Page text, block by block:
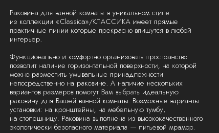
Раковина для ванной комнаты в уникальном стиле
из коллекции «Classiсa»/КЛАССИКА имеет прямые
практичные линии которые прекрасно впишутся в любой
интерьер.
Функционально и комфортно организовать пространство
позволит наличие горизонтальной поверхности, на которой
можно разместить умывальные принадлежности
непосредственно на раковине. А наличие нескольких
вариантов размеров помогут Вам выбрать идеальную
раковину для Вашей ванной комнаты. Возможные варианты
установки: на кронштейны, на мебельную тумбу,
на столешницу. Раковина выполнена из высококачественного
экологически безопасного материала — литьевой мрамор.